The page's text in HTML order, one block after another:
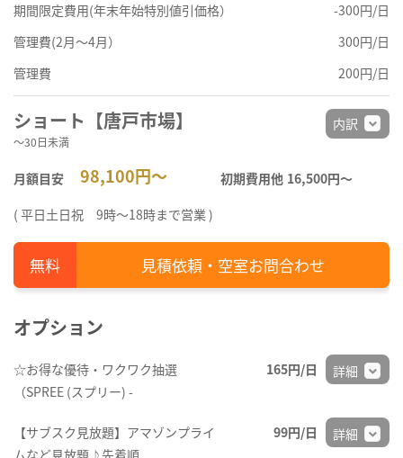
期間限定費用(年末年始特別値引価格）
-300円/日
管理費(2月～4月）
300円/日
管理費
200円/日
ショート【唐戸市場】
～30日未満
月額目安 98,100円～ 初期費用他 16,500円〜
内訳
( 平日土日祝 9時～18時まで営業 )
見積依頼・空室お問合わせ
オプション
☆お得な優待・ワクワク抽選
（SPREE (スプリー) -
165円/日 詳細
【サブスク見放題】アマゾンプライ
99円/日 詳細